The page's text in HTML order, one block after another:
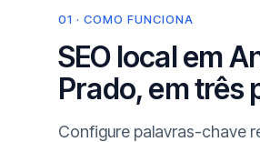
01 · COMO FUNCIONA
SEO local em
Prado, em três
Configure palavras-chave